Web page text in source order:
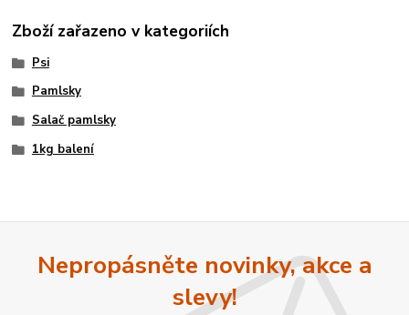
Zboží zařazeno v kategoriích
Psi
Pamlsky
Salač pamlsky
1kg balení
Nepropásněte novinky, akce a
slevy!